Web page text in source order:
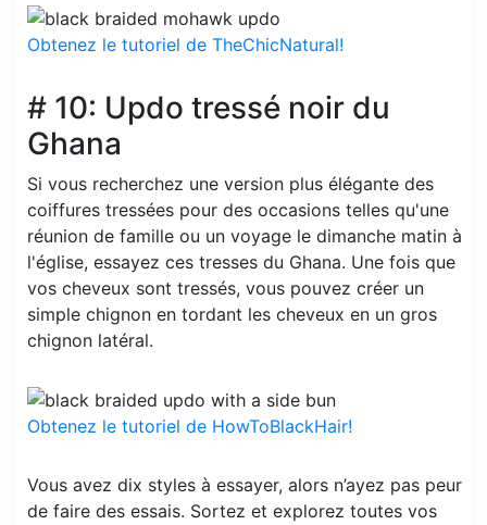
Obtenez le tutoriel de TheChicNatural!
# 10: Updo tressé noir du
Ghana
Si vous recherchez une version plus élégante des
coiffures tressées pour des occasions telles qu'une
réunion de famille ou un voyage le dimanche matin à
l'église, essayez ces tresses du Ghana. Une fois que
vos cheveux sont tressés, vous pouvez créer un
simple chignon en tordant les cheveux en un gros
chignon latéral.
Obtenez le tutoriel de HowToBlackHair!
Vous avez dix styles à essayer, alors n’ayez pas peur
de faire des essais. Sortez et explorez toutes vos